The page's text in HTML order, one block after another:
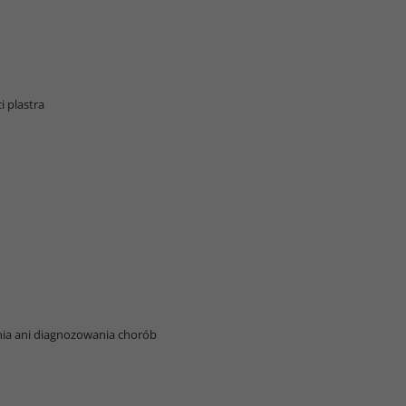
plastra
ani diagnozowania chorób